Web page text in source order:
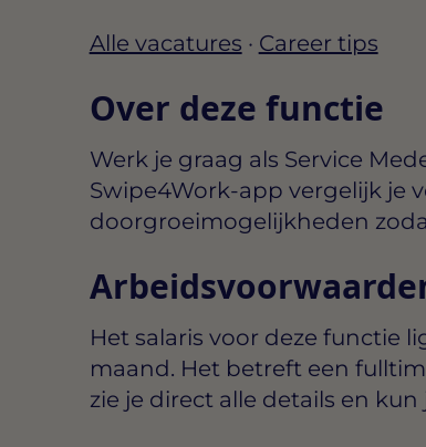
Alle vacatures · Career tips
Over deze functie
Werk je graag als Service
Swipe4Work-app vergelijk je
doorgroeimogelijkheden
Het salaris voor deze functie
maand. Het betreft een
zie je direct alle details en